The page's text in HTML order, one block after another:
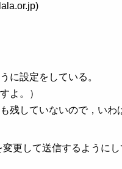
に設定をしている。
よ。）
残していないので，いわ
更して送信するように